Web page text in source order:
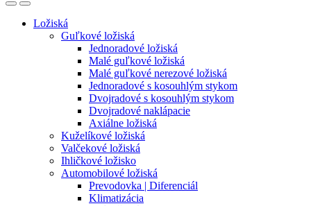
Ložiská
Guľkové ložiská
Jednoradové ložiská
Malé guľkové ložiská
Malé guľkové nerezové ložiská
Jednoradové s kosouhlým stykom
Dvojradové s kosouhlým stykom
Dvojradové naklápacie
Axiálne ložiská
Kuželíkové ložiská
Valčekové ložiská
Ihličkové ložisko
Automobilové ložiská
Prevodovka | Diferenciál
Klimatizácia